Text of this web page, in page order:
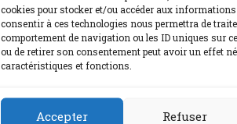
cookies pour stocker et/ou accéder aux
consentir à ces technologies nous permettra de
comportement de navigation ou les ID uniques sur
ou de retirer son consentement peut avoir un effet
caractéristiques et fonctions.
Accepter Refuser